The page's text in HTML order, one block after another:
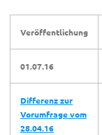
Veröffentlichung
01.07.16
Differenz zur
Vorumfrage vom
28.04.16